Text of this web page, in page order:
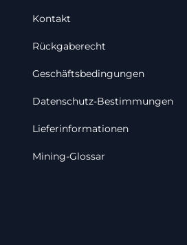
Kontakt
Rückgaberecht
Geschäftsbedingungen
Datenschutz-Bestimmungen
Lieferinformationen
Mining-Glossar